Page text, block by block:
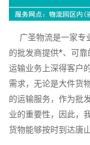
广圣物流是一家专
的批发商提供*、可
运输业务上深得客户
需求，无论是大件货
的运输服务，作为批
业的重要性，因此，
货物能够按时到达唐